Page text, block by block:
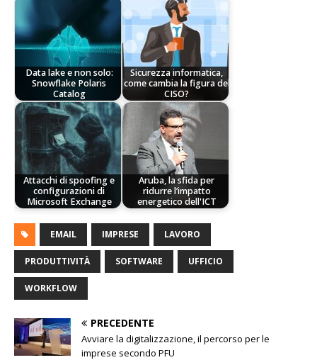
Data lake e non solo:
Snowflake Polaris
Catalog
Sicurezza informatica,
come cambia la figura del
CISO?
Attacchi di spoofing e
configurazioni di
Microsoft Exchange
Aruba, la sfida per
ridurre l’impatto
energetico dell'ICT
EMAIL IMPRESE LAVORO
PRODUTTIVITÀ SOFTWARE UFFICIO
WORKFLOW
PRECEDENTE
Avviare la digitalizzazione, il percorso per le
imprese secondo PFU